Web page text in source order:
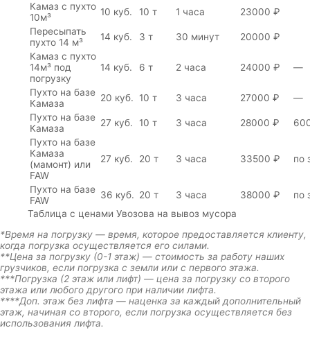
Камаз с пухто
10м³
10 куб. 10 т 1 часа
23000 ₽
Пересыпать
пухто 14 м³
14 куб. 3 т 30 минут
20000 ₽
Камаз с пухто
14м³ под
погрузку
14 куб. 6 т 2 часа 24000 ₽ —
Пухто на базе
Камаза
20 куб. 10 т 3 часа 27000 ₽
—
Пухто на базе
Камаза
27 куб. 10 т 3 часа 28000 ₽
Пухто на базе
Камаза
(мамонт) или
FAW
27 куб. 20 т 3 часа 33500 ₽ по
Пухто на базе
FAW
36 куб. 20 т 3 часа 38000 ₽
по
Таблица с ценами Увозова на вывоз мусора
*Время на погрузку — время, которое предоставляется клиенту,
когда погрузка осуществляется его силами.
**Цена за погрузку (0-1 этаж) — стоимость за работу наших
грузчиков, если погрузка с земли или с первого этажа.
***Погрузка (2 этаж или лифт) — цена за погрузку со второго
этажа или любого другого при наличии лифта.
****Доп. этаж без лифта — наценка за каждый дополнительный
этаж, начиная со второго, если погрузка осуществляется без
использования лифта.